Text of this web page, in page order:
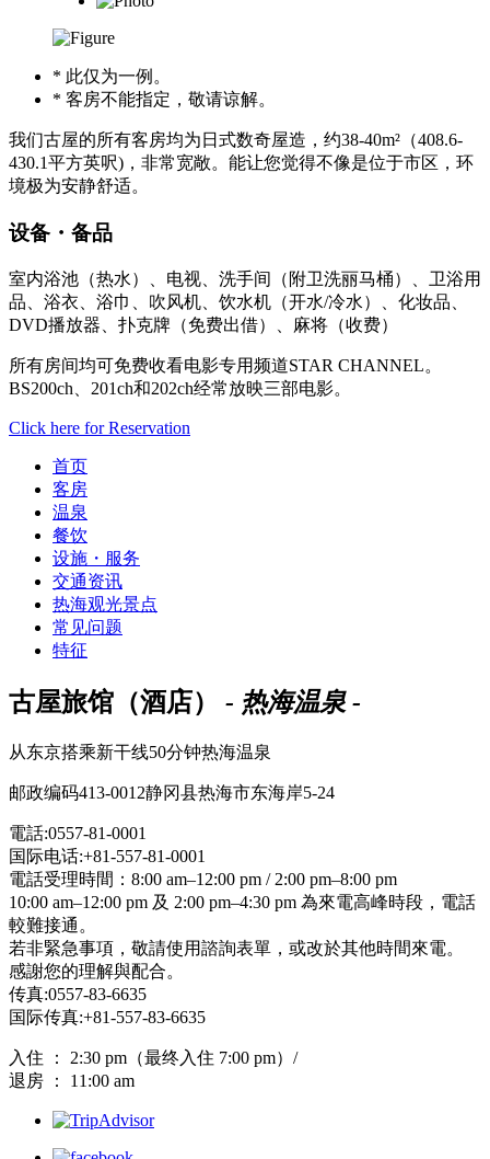
* 此仅为一例。
* 客房不能指定，敬请谅解。
我们古屋的所有客房均为日式数奇屋造，约38-40m²（408.6-
430.1平方英呎)，非常宽敞。能让您觉得不像是位于市区，环
境极为安静舒适。
设备・备品
室内浴池（热水）、电视、洗手间（附卫洗丽马桶）、卫浴用
品、浴衣、浴巾、吹风机、饮水机（开水/冷水）、化妆品、
DVD播放器、扑克牌（免费出借）、麻将（收费）
所有房间均可免费收看电影专用频道STAR CHANNEL。
BS200ch、201ch和202ch经常放映三部电影。
Click here for Reservation
首页
客房
温泉
餐饮
设施・服务
交通资讯
热海观光景点
常见问题
特征
古屋旅馆（酒店） - 热海温泉 -
从东京搭乘新干线50分钟热海温泉
邮政编码413-0012静冈县热海市东海岸5-24
電話:0557-81-0001
国际电话:+81-557-81-0001
電話受理時間：8:00 am–12:00 pm / 2:00 pm–8:00 pm
10:00 am–12:00 pm 及 2:00 pm–4:30 pm 為來電高峰時段，電話
較難接通。
若非緊急事項，敬請使用諮詢表單，或改於其他時間來電。
感謝您的理解與配合。
传真:0557-83-6635
国际传真:+81-557-83-6635
入住 ： 2:30 pm（最终入住 7:00 pm）/
退房 ： 11:00 am